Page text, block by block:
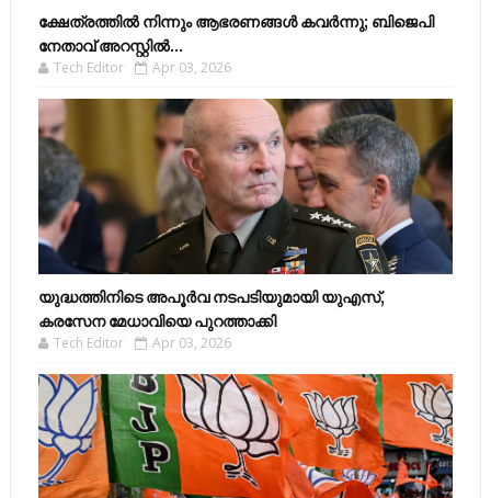
ക്ഷേത്രത്തിൽ നിന്നും ആഭരണങ്ങൾ കവർന്നു; ബിജെപി
നേതാവ് അറസ്റ്റിൽ...
Tech Editor Apr 03, 2026
യുദ്ധത്തിനിടെ അപൂർവ നടപടിയുമായി യുഎസ്,
കരസേന മേധാവിയെ പുറത്താക്കി
Tech Editor Apr 03, 2026